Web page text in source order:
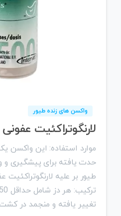
واکسن های زنده طیور
لارنگوتراکئیت عفونی Nobilis ILT
موارد استفاده: این واکسن
حدت یافته برای پیشگیری و
تغییر یافته و منجمد در